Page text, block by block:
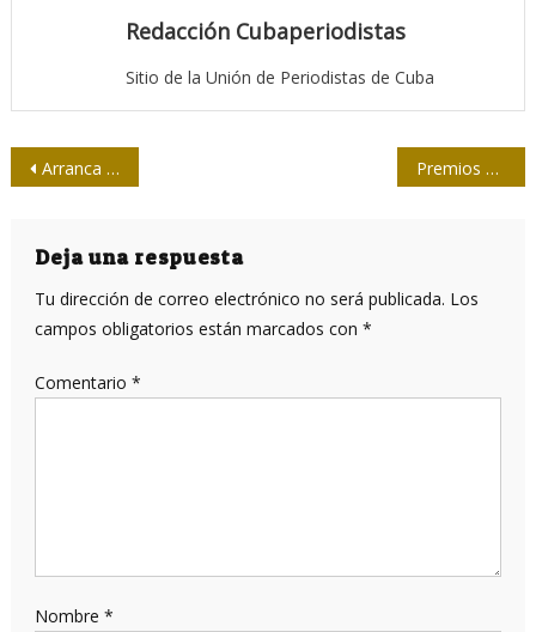
Redacción Cubaperiodistas
Sitio de la Unión de Periodistas de Cuba
Navegación
entradas
Arranca en Las Tunas el Radio Festival Online Ultrasonido Premios del Taller Martí y la prensa
Deja una respuesta
Tu dirección de correo electrónico no será publicada. Los
campos obligatorios están marcados con *
Comentario *
Nombre *